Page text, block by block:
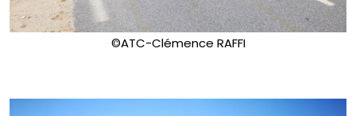
©ATC-Clémence RAFFI